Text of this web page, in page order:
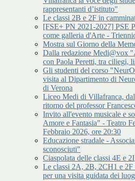
rappresentanti d’istituto"
Le classi 2B e 2F in
[FSE+ PN 2021-2027] PSE
come galleria d'Arte -
Mostra sul Giorno della
Dalla redazione Medi@vox
con Paola Peretti, tra ciliegi,
Gli studenti del corso
visita al Dipartimento di
di Verona
Liceo Medi di Villafranca,
ritorno del professor
Invito all'evento musicale e
Amore e Fantasia" - Teatro
Febbraio 2026, ore 20:30
Educazione stradale -
sconosciuti"
Ciaspolata delle classi 4E e 2I
Le classi 2A, 2B, 2CH1 e 2F
per una visita guidata dei